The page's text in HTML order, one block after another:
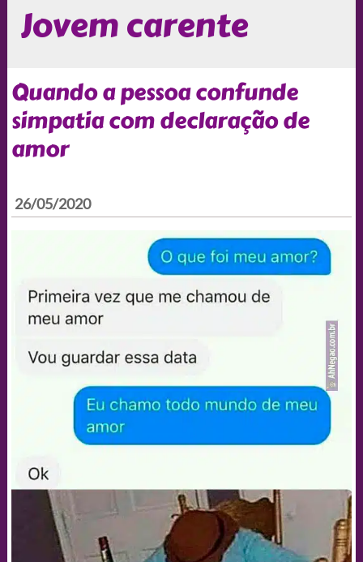
Jovem carente
Quando a pessoa confunde
simpatia com declaração de
amor
26/05/2020